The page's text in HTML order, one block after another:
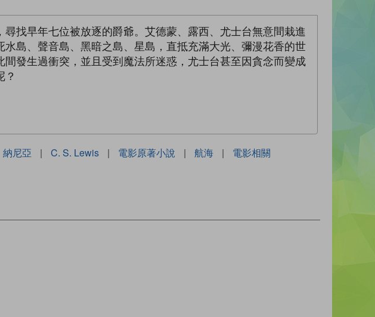
找早年七位被放逐的爵爺。艾德蒙、露西、尤士台無意間栽進
島、聲音島、黑暗之島、星島，直抵充滿大光、彌漫花香的世
發生過衝突，並且受到魔法所迷惑，尤士台甚至因貪念而變成
？
納尼亞 | C. S. Lewis | 電影原著小說 | 航海 | 電影相關